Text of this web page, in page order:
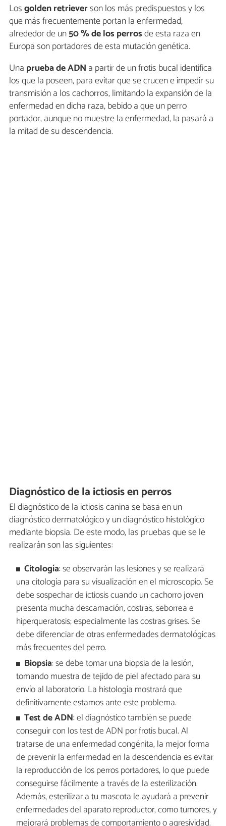
Losgolden retrieverson los más predispuestos y los
que más frecuentemente portan la enfermedad,
alrededor de un50 % de los perrosde esta raza en
Europa son portadores de esta mutación genética.
Una prueba de ADN a partir de un frotis bucal identifica
los que la poseen, para evitar que se crucen e impedir su
transmisión a los cachorros, limitando la expansión de la
enfermedad en dicha raza, bebido a que un perro
portador, aunque no muestre la enfermedad, la pasará a
la mitad de su descendencia.
Diagnóstico de la ictiosis en perros
El diagnóstico de la ictiosis canina se basa en un
diagnóstico dermatológico y un diagnóstico histológico
mediante biopsia. De este modo, las pruebas que se le
realizarán son las siguientes:
Citología: se observarán las lesiones y se realizará
una citología para su visualización en el microscopio. Se
debe sospechar de ictiosis cuando un cachorro joven
presenta mucha descamación, costras, seborrea e
hiperqueratosis; especialmente las costras grises. Se
debe diferenciar de otras enfermedades dermatológicas
más frecuentes del perro.
Biopsia: se debe tomar una biopsia de la lesión,
tomando muestra de tejido de piel afectado para su
envío al laboratorio. La histología mostrará que
definitivamente estamos ante este problema.
Test de ADN: el diagnóstico también se puede
conseguir con los test de ADN por frotis bucal. Al
tratarse de una enfermedad congénita, la mejor forma
de prevenir la enfermedad en la descendencia es evitar
la reproducción de los perros portadores, lo que puede
conseguirse fácilmente a través de la esterilización.
Además, esterilizar a tu mascota le ayudará a prevenir
enfermedades del aparato reproductor, como tumores, y